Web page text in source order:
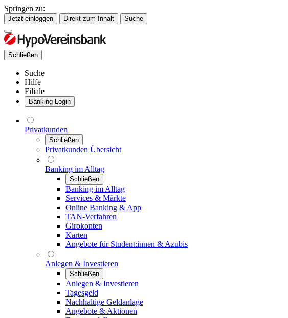
Springen zu:
Jetzt einloggen Direkt zum Inhalt Suche
Schließen
Suche
Hilfe
Filiale
Banking Login
Privatkunden
Schließen
Privatkunden Übersicht
Banking im Alltag
Schließen
Banking im Alltag
Services & Märkte
Online Banking & App
TAN-Verfahren
Girokonten
Karten
Angebote für Student:innen & Azubis
Anlegen & Investieren
Schließen
Anlegen & Investieren
Tagesgeld
Nachhaltige Geldanlage
Angebote & Aktionen